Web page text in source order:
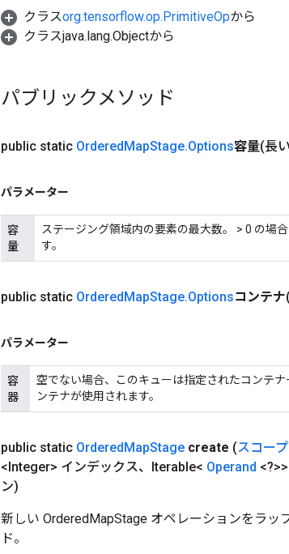
クラスorg.tensorflow.op.PrimitiveOpから
クラスjava.lang.Objectから
パブリックメソッド
public static OrderedMapStage.Options容量(長
パラメーター
容
量
ステージング領域内の要素の最大数。 > 0 の場
す。
public static OrderedMapStage.Optionsコンテナ
パラメーター
容
器
空でない場合、このキューは指定されたコンテ
ンテナが使用されます。
public static OrderedMapStage create (スコープ
<Integer> インデックス、Iterable< Operand
ン)
新しい OrderedMapStage オペレーションをラ
ド。